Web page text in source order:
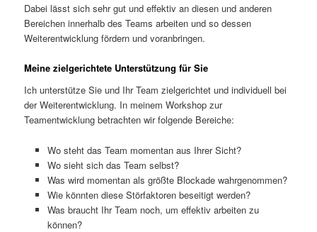
Dabei lässt sich sehr gut und effektiv an diesen und anderen
Bereichen innerhalb des Teams arbeiten und so dessen
Weiterentwicklung fördern und voranbringen.
Meine zielgerichtete Unterstützung für Sie
Ich unterstütze Sie und Ihr Team zielgerichtet und individuell bei
der Weiterentwicklung. In meinem Workshop zur
Teamentwicklung betrachten wir folgende Bereiche:
Wo steht das Team momentan aus Ihrer Sicht?
Wo sieht sich das Team selbst?
Was wird momentan als größte Blockade wahrgenommen?
Wie könnten diese Störfaktoren beseitigt werden?
Was braucht Ihr Team noch, um effektiv arbeiten zu
können?